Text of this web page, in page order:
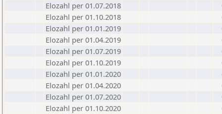
Elozahl per 01.07.2018
Elozahl per 01.10.2018
Elozahl per 01.01.2019
Elozahl per 01.04.2019
Elozahl per 01.07.2019
Elozahl per 01.10.2019
Elozahl per 01.01.2020
Elozahl per 01.04.2020
Elozahl per 01.07.2020
Elozahl per 01.10.2020